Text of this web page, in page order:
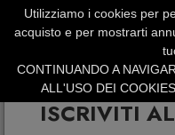
ISCRIVITI
SERVIZIO
SUMMER
Utilizziamo i cookies per
acquisto e per mostrarti
CONTINUANDO A
ALL'USO DEI